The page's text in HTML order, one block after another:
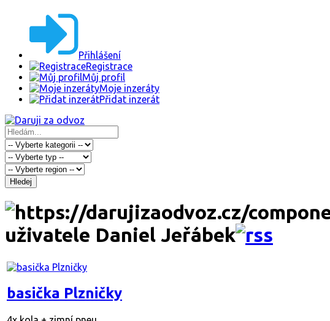
Přihlášení
Registrace
Můj profil
Moje inzeráty
Přidat inzerát
Hledej
uživatele Daniel Jeřábek
basička Plzničky